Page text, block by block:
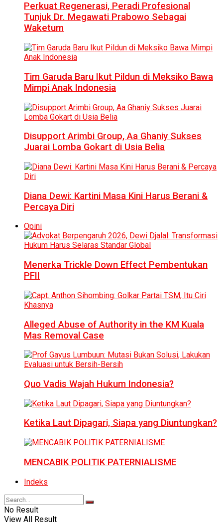
Perkuat Regenerasi, Peradi Profesional
Tunjuk Dr. Megawati Prabowo Sebagai
Waketum
Tim Garuda Baru Ikut Pildun di Meksiko Bawa
Mimpi Anak Indonesia
Disupport Arimbi Group, Aa Ghaniy Sukses
Juarai Lomba Gokart di Usia Belia
Diana Dewi: Kartini Masa Kini Harus Berani &
Percaya Diri
Opini
Menerka Trickle Down Effect Pembentukan
PFII
Alleged Abuse of Authority in the KM Kuala
Mas Removal Case
Quo Vadis Wajah Hukum Indonesia?
Ketika Laut Dipagari, Siapa yang Diuntungkan?
MENCABIK POLITIK PATERNIALISME
Indeks
No Result
View All Result